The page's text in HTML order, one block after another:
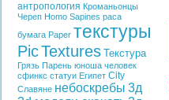
антропология Кроманьонцы
Череп Homo Sapines раса
бумага Paper текстуры
PicTextures Текстура
Грязь Парень юноша человек
сфинкс статуи Египет City
Славяне небоскребы 3д